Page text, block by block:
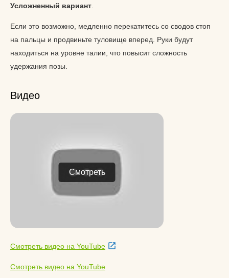
Усложненный вариант
Если это возможно, медленно перекатитесь со сводов стоп
на пальцы и продвиньте туловище вперед. Руки будут
находиться на уровне талии, что повысит сложность
удержания позы.
Видео
Смотреть
Смотреть видео на YouTube
Смотреть видео на YouTube